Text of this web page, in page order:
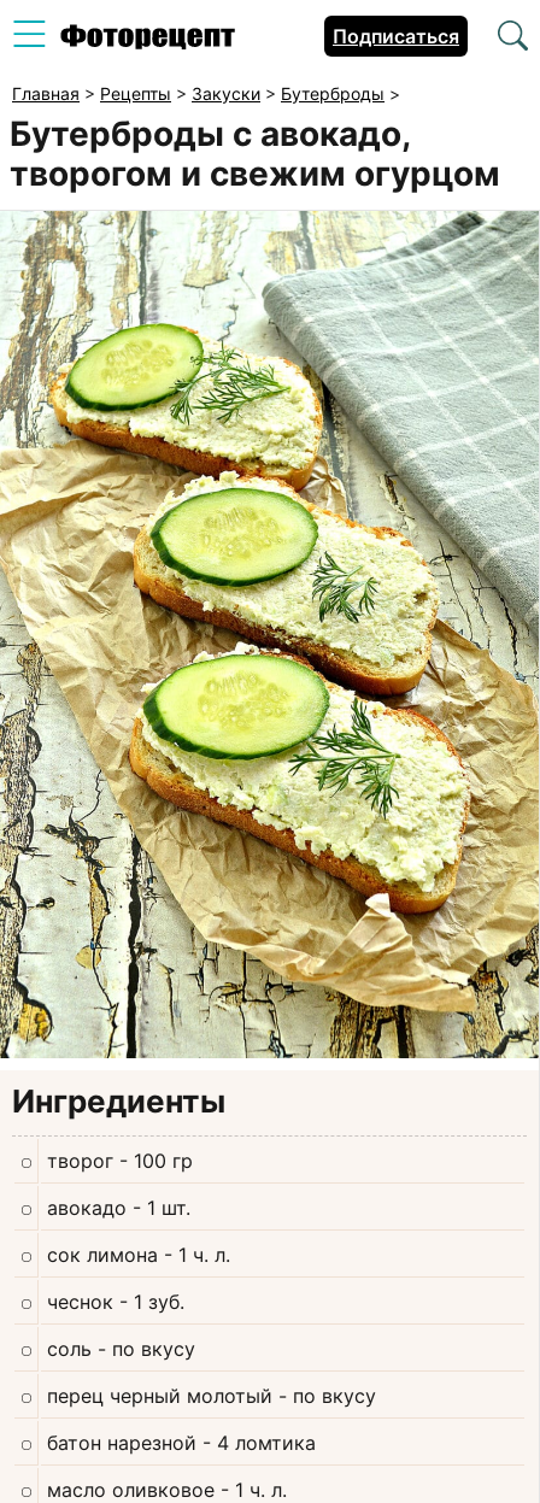
Подписаться
Главная > Рецепты > Закуски > Бутерброды >
Бутерброды с авокадо,
творогом и свежим огурцом
Ингредиенты
творог - 100 гр
авокадо - 1 шт.
сок лимона - 1 ч. л.
чеснок - 1 зуб.
соль - по вкусу
перец черный молотый - по вкусу
батон нарезной - 4 ломтика
масло оливковое - 1 ч. л.